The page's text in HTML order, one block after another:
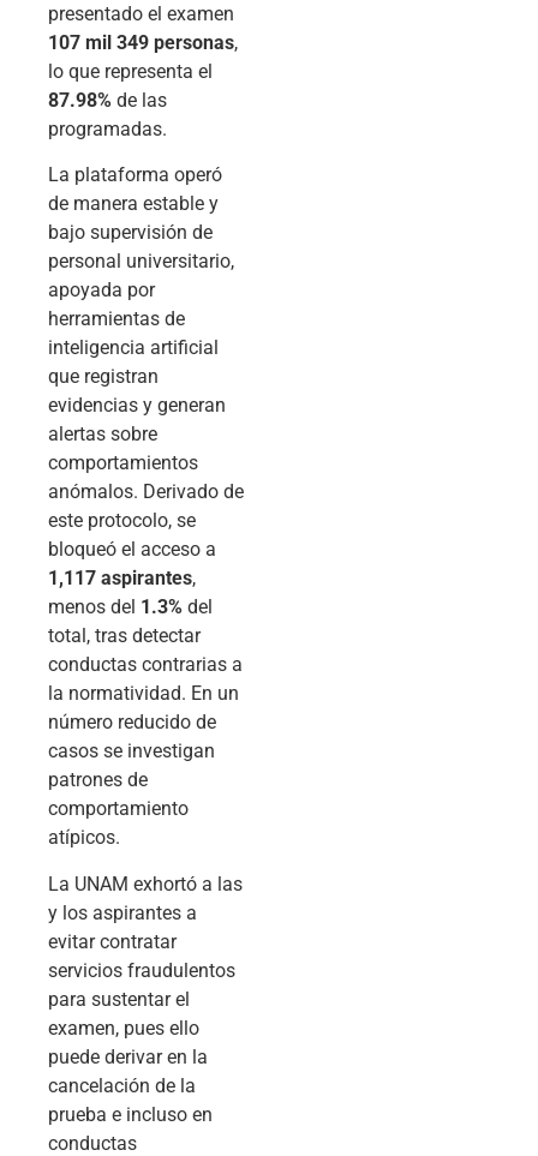
presentado el examen
107 mil 349 personas,
lo que representa el
87.98% de las
programadas.
La plataforma operó
de manera estable y
bajo supervisión de
personal universitario,
apoyada por
herramientas de
inteligencia artificial
que registran
evidencias y generan
alertas sobre
comportamientos
anómalos. Derivado de
este protocolo, se
bloqueó el acceso a
1,117 aspirantes,
menos del 1.3% del
total, tras detectar
conductas contrarias a
la normatividad. En un
número reducido de
casos se investigan
patrones de
comportamiento
atípicos.
La UNAM exhortó a las
y los aspirantes a
evitar contratar
servicios fraudulentos
para sustentar el
examen, pues ello
puede derivar en la
cancelación de la
prueba e incluso en
conductas